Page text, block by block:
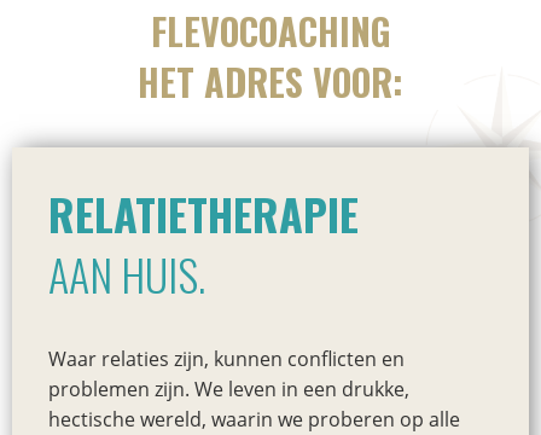
FLEVOCOACHING
HET ADRES VOOR:
RELATIETHERAPIE
AAN HUIS.
Waar relaties zijn, kunnen conflicten en
problemen zijn. We leven in een drukke,
hectische wereld, waarin we proberen op alle